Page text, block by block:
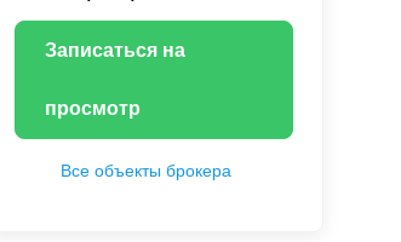
Записаться на
просмотр
Все объекты брокера